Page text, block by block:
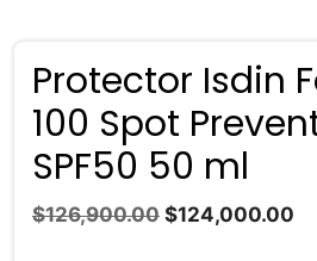
Protector Isdin
100 Spot
SPF50 50 ml
$126,900.00 El
$124,000.00